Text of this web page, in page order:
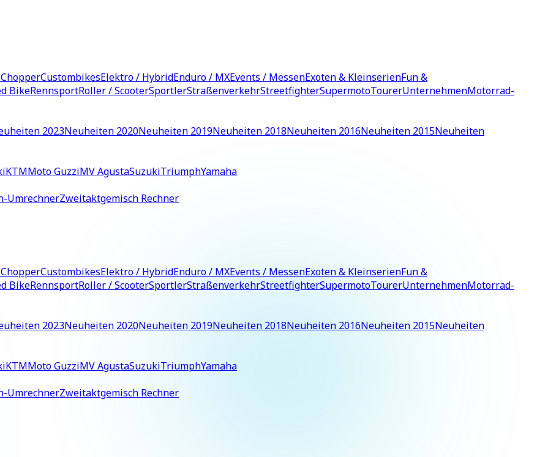
CustombikesElektro / HybridEnduro / MXEvents / MessenExoten & KleinserienFun &
BikeRennsportRoller / ScooterSportlerStraßenverkehrStreetfighterSupermotoTourerUnternehmenMotorrad-
2023Neuheiten 2020Neuheiten 2019Neuheiten 2018Neuheiten 2016Neuheiten 2015Neuheiten
KTMMoto GuzziMV AgustaSuzukiTriumphYamaha
UmrechnerZweitaktgemisch Rechner
CustombikesElektro / HybridEnduro / MXEvents / MessenExoten & KleinserienFun &
BikeRennsportRoller / ScooterSportlerStraßenverkehrStreetfighterSupermotoTourerUnternehmenMotorrad-
2023Neuheiten 2020Neuheiten 2019Neuheiten 2018Neuheiten 2016Neuheiten 2015Neuheiten
KTMMoto GuzziMV AgustaSuzukiTriumphYamaha
UmrechnerZweitaktgemisch Rechner